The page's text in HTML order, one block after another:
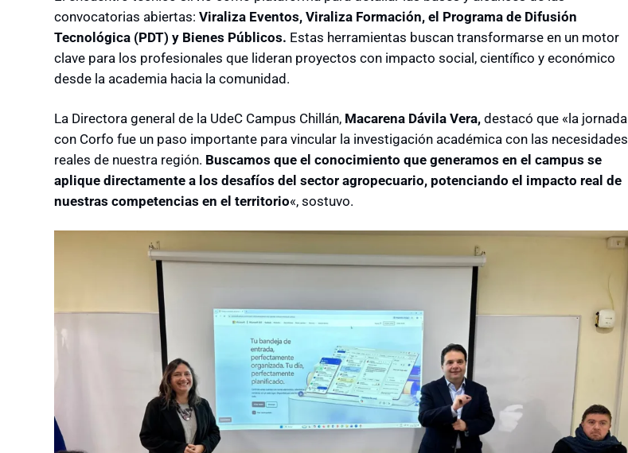
convocatorias abiertas: Viraliza Eventos, Viraliza Formación, el Programa de Difusión
Tecnológica (PDT) y Bienes Públicos. Estas herramientas buscan transformarse en un motor
clave para los profesionales que lideran proyectos con impacto social, científico y económico
desde la academia hacia la comunidad.
La Directora general de la UdeC Campus Chillán, Macarena Dávila Vera, destacó que «la jornada
con Corfo fue un paso importante para vincular la investigación académica con las necesidades
reales de nuestra región. Buscamos que el conocimiento que generamos en el campus se
aplique directamente a los desafíos del sector agropecuario, potenciando el impacto real de
nuestras competencias en el territorio«, sostuvo.